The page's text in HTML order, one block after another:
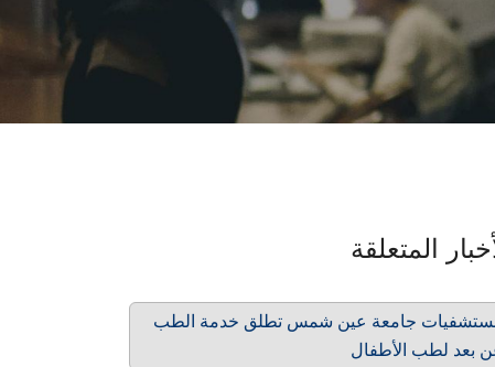
المتعلقة
جامعة عين شمس تطلق خدمة الطب
بعد لطب الأطفال